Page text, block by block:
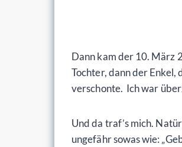
Dann kam der 10. März
Tochter, dann der
verschonte. Ich war
Und da traf’s mich.
ungefähr sowas wie: